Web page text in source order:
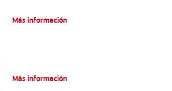
Más información
Más información